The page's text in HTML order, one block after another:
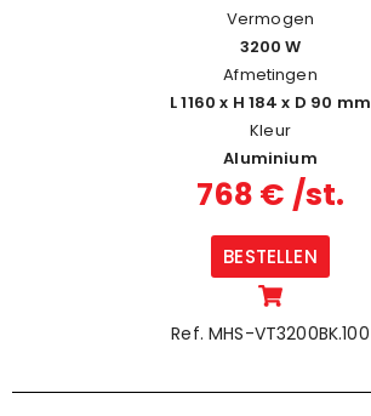
Vermogen
3200 W
Afmetingen
L 1160 x H 184 x D 90 mm
Kleur
Aluminium
768 € /st.
BESTELLEN
Ref. MHS-VT3200BK.100